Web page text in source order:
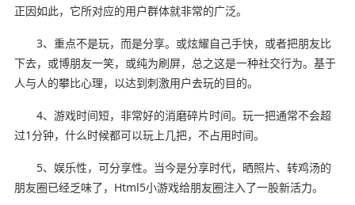
正因如此，它所对应的用户群体就非常的广泛。
3、重点不是玩，而是分享。或炫耀自己手快，或者把朋友比
下去，或博朋友一笑，或纯为刷屏，总之这是一种社交行为。基于
人与人的攀比心理，以达到刺激用户去玩的目的。
4、游戏时间短，非常好的消磨碎片时间。玩一把通常不会超
过1分钟，什么时候都可以玩上几把，不占用时间。
5、娱乐性，可分享性。当今是分享时代，晒照片、转鸡汤的
朋友圈已经乏味了，Html5小游戏给朋友圈注入了一股新活力。